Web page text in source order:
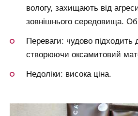
вологу, захищають від
зовнішнього середовища.
Переваги: чудово підходить
створюючи оксамитовий
Недоліки: висока ціна.